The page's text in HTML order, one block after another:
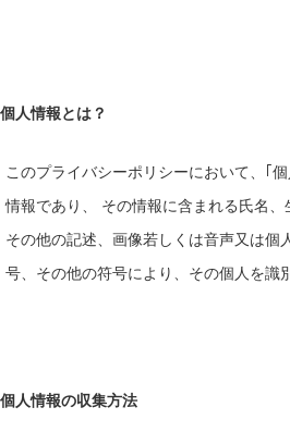
個人情報とは？
このプライバシーポリシーにおいて、｢
情報であり、 その情報に含まれる氏名、
その他の記述、画像若しくは音声又は個
号、その他の符号により、その個人を識
個人情報の収集方法